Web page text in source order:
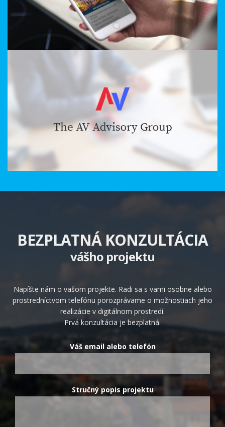
BEZPLATNÁ KONZULTÁCIA
vášho projektu
Napíšte nám o vašom projekte. Radi sa s vami osobne alebo
prostredníctvom telefónu porozprávame o možnostiach jeho
realizácie v digitálnom prostredí.
Prvá konzultácia je bezplatná.
Váš email alebo telefón
Stručný popis projektu